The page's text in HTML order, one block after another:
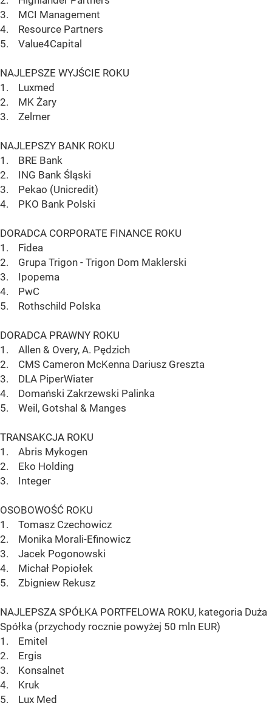
3. MCI Management
4. Resource Partners
5. Value4Capital
NAJLEPSZE WYJŚCIE ROKU
1. Luxmed
2. MK Żary
3. Zelmer
NAJLEPSZY BANK ROKU
1. BRE Bank
2. ING Bank Śląski
3. Pekao (Unicredit)
4. PKO Bank Polski
DORADCA CORPORATE FINANCE ROKU
1. Fidea
2. Grupa Trigon - Trigon Dom Maklerski
3. Ipopema
4. PwC
5. Rothschild Polska
DORADCA PRAWNY ROKU
1. Allen & Overy, A. Pędzich
2. CMS Cameron McKenna Dariusz Greszta
3. DLA PiperWiater
4. Domański Zakrzewski Palinka
5. Weil, Gotshal & Manges
TRANSAKCJA ROKU
1. Abris Mykogen
2. Eko Holding
3. Integer
OSOBOWOŚĆ ROKU
1. Tomasz Czechowicz
2. Monika Morali-Efinowicz
3. Jacek Pogonowski
4. Michał Popiołek
5. Zbigniew Rekusz
NAJLEPSZA SPÓŁKA PORTFELOWA ROKU, kategoria Duża
Spółka (przychody rocznie powyżej 50 mln EUR)
1. Emitel
2. Ergis
3. Konsalnet
4. Kruk
5. Lux Med